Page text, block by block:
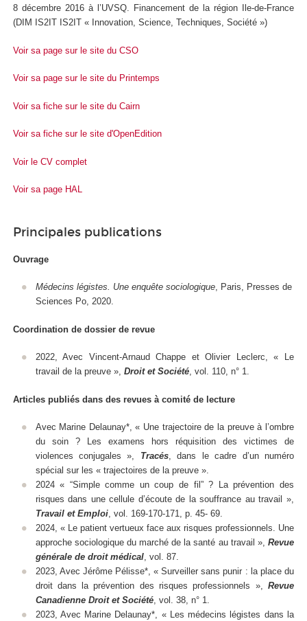
8 décembre 2016 à l’UVSQ. Financement de la région Ile-de-France
(DIM IS2IT IS2IT « Innovation, Science, Techniques, Société »)
Voir sa page sur le site du CSO
Voir sa page sur le site du Printemps
Voir sa fiche sur le site du Cairn
Voir sa fiche sur le site d'OpenEdition
Voir le CV complet
Voir sa page HAL
Principales publications
Ouvrage
Médecins légistes. Une enquête sociologique, Paris, Presses de
Sciences Po, 2020.
Coordination de dossier de revue
2022, Avec Vincent-Arnaud Chappe et Olivier Leclerc, « Le
travail de la preuve », Droit et Société, vol. 110, n° 1.
Articles publiés dans des revues à comité de lecture
Avec Marine Delaunay*, « Une trajectoire de la preuve à l’ombre
du soin ? Les examens hors réquisition des victimes de
violences conjugales », Tracés, dans le cadre d’un numéro
spécial sur les « trajectoires de la preuve ».
2024 « “Simple comme un coup de fil” ? La prévention des
risques dans une cellule d’écoute de la souffrance au travail »,
Travail et Emploi, vol. 169-170-171, p. 45- 69.
2024, « Le patient vertueux face aux risques professionnels. Une
approche sociologique du marché de la santé au travail », Revue
générale de droit médical, vol. 87.
2023, Avec Jérôme Pélisse*, « Surveiller sans punir : la place du
droit dans la prévention des risques professionnels », Revue
Canadienne Droit et Société, vol. 38, n° 1.
2023, Avec Marine Delaunay*, « Les médecins légistes dans la